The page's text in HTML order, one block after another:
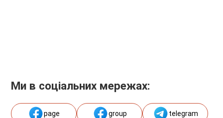
Ми в соціальних мережах:
page group telegram